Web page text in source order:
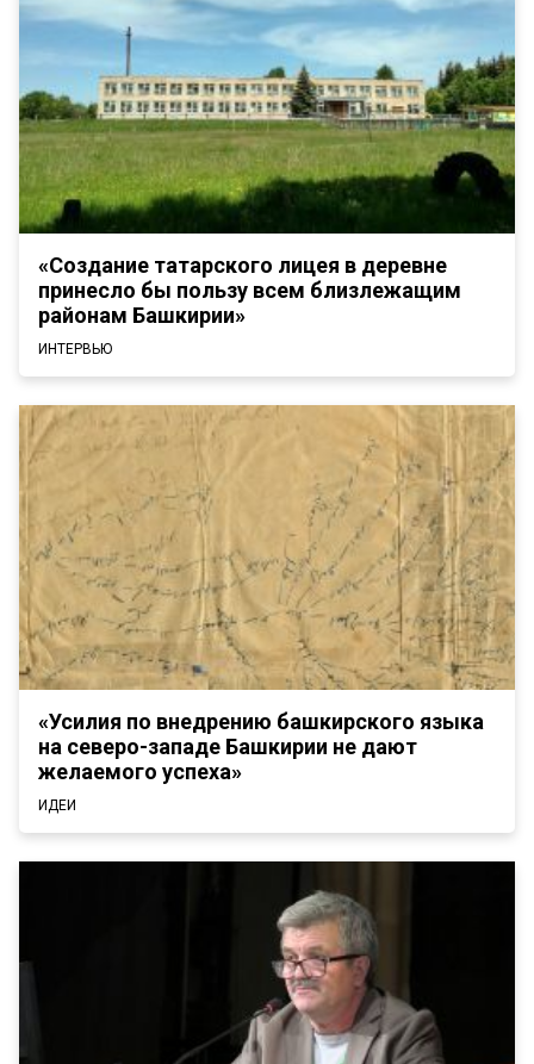
«Создание татарского лицея в деревне
принесло бы пользу всем близлежащим
районам Башкирии»
ИНТЕРВЬЮ
«Усилия по внедрению башкирского языка
на северо-западе Башкирии не дают
желаемого успеха»
ИДЕИ